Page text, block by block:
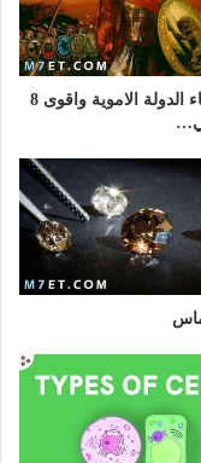
ابرز خلفاء الدولة الاموية واقوى 8